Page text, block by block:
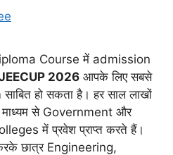
Course में admission
2026 आपके लिए सबसे
हो सकता है। हर साल लाखों
से Government और
में प्रवेश प्राप्त करते हैं।
छात्र Engineering,